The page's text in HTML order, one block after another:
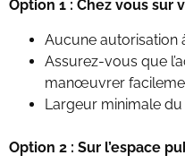
Option 1 : Chez vous sur
Aucune autorisation
Assurez-vous que
manœuvrer
Largeur minimale
Option 2 : Sur l’espace